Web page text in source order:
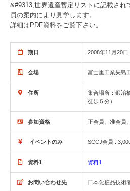
&#9313;世界遺産暫定リストに記載され
員の案内により見学します。
詳細はPDF資料をご覧下さい。
期日 2008年11月20
会場 富士重工業矢島
住所
集合場所：鍛冶
徒歩５分）
参加資格 正会員、准会員
イベントのみ SCCJ会員 :
資料1 資料1
お問い合わせ先 日本化粧品技術